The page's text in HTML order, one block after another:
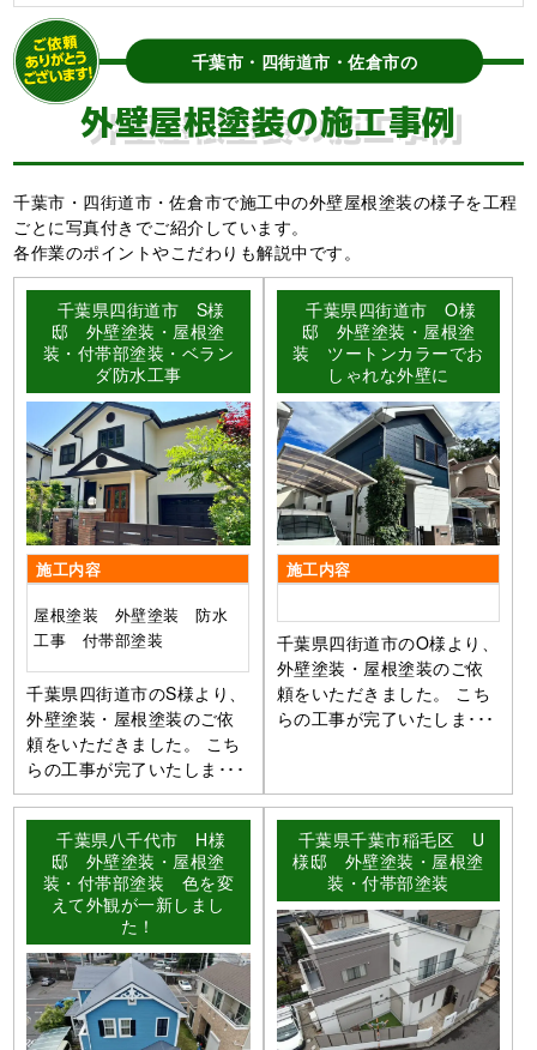
千葉市・四街道市・佐倉市の
外壁屋根塗装の施工事例
千葉市・四街道市・佐倉市で施工中の外壁屋根塗装の様子を工程
ごとに写真付きでご紹介しています。
各作業のポイントやこだわりも解説中です。
千葉県四街道市 S様
邸 外壁塗装・屋根塗
装・付帯部塗装・ベラン
ダ防水工事
施工内容
屋根塗装 外壁塗装 防水
工事 付帯部塗装
千葉県四街道市のS様より、
外壁塗装・屋根塗装のご依
頼をいただきました。 こち
らの工事が完了いたしま･･･
千葉県四街道市 O様
邸 外壁塗装・屋根塗
装 ツートンカラーでお
しゃれな外壁に
施工内容
千葉県四街道市のO様より、
外壁塗装・屋根塗装のご依
頼をいただきました。 こち
らの工事が完了いたしま･･･
千葉県八千代市 H様
邸 外壁塗装・屋根塗
装・付帯部塗装 色を変
えて外観が一新しまし
た！
千葉県千葉市稲毛区 U
様邸 外壁塗装・屋根塗
装・付帯部塗装